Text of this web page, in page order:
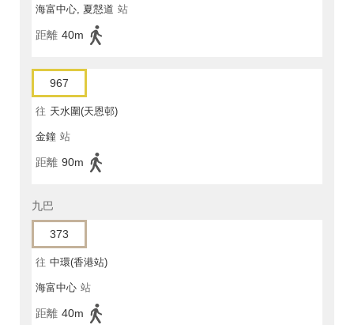
海富中心, 夏慤道 站
距離 40m
967
往 天水圍(天恩邨)
金鐘 站
距離 90m
九巴
373
往 中環(香港站)
海富中心 站
距離 40m